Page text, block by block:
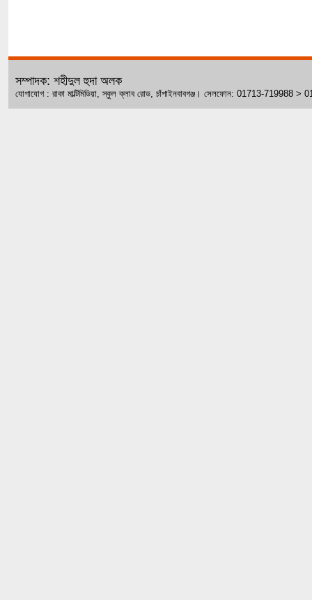
সম্পাদক: শহীদুল হুদা অলক
যোগাযোগ : রাকা মাল্টিমিডিয়া, স্কুল ক্লাব রোড, চাঁপাইনবাবগঞ্জ। সেলফোন: 01713-